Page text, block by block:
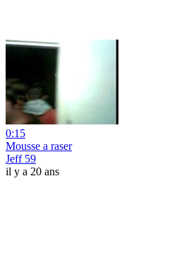
0:15
Mousse a raser
Jeff 59
il y a 20 ans